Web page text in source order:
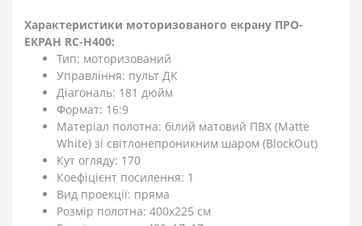
Характеристики моторизованого екрану ПРО-
ЕКРАН RC-H400:
Тип: моторизований
Управління: пульт ДК
Діагональ: 181 дюйм
Формат: 16:9
Матеріал полотна: білий матовий ПВХ (Matte
White) зі світлонепроникним шаром (BlockOut)
Кут огляду: 170
Коефіцієнт посилення: 1
Вид проекції: пряма
Розмір полотна: 400х225 см